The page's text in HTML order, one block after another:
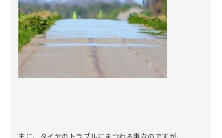
主に、タイヤのトラブルにまつわる事なのですが、